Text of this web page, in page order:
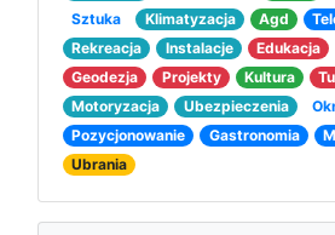
Sztuka
Klimatyzacja Agd
Rekreacja
Instalacje Edukacja
Geodezja
Projekty Kultura
Motoryzacja
Ubezpieczenia
Pozycjonowanie
Gastronomia
Ubrania